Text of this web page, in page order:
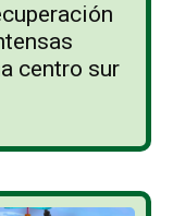
centro sur